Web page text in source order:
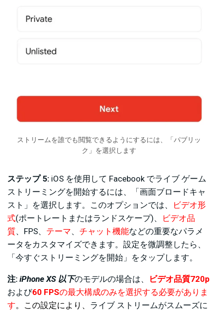
ストリームを誰でも閲覧できるようにするには、「パブリッ
ク」を選択します
ステップ 5: iOS を使用して Facebook でライブ ゲーム
ストリーミングを開始するには、「画面ブロードキャ
スト」を選択します。このオプションでは、
ビデオ形
式(ポートレートまたはランドスケープ)、
ビデオ品
質、FPS、 テーマ、 チャット機能などの重要なパラメ
ータをカスタマイズできます。設定を微調整したら、
「今すぐストリーミングを開始」をタップします。
注: iPhone XS 以下のモデルの場合は、 ビデオ品質720p
および60 FPSの最大構成のみを選択する必要がありま
す。この設定により、 ライブ ストリームがスムーズに